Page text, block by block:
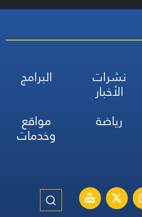
نشرات
الأخبار
البرامج
رياضة مواقع
وخدمات